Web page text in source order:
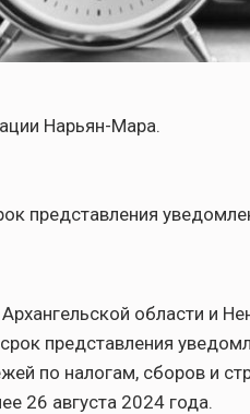
Нарьян-Мара.
представления
области и
представления
по налогам, сборов и
26 августа 2024 года.